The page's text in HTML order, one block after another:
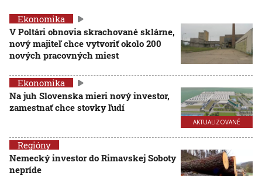
Ekonomika
V Poltári obnovia skrachované sklárne,
nový majiteľ chce vytvoriť okolo 200
nových pracovných miest
AKTUALIZOVANÉ
Ekonomika
Na juh Slovenska mieri nový investor,
zamestnať chce stovky ľudí
Regióny
Nemecký investor do Rimavskej Soboty
nepríde